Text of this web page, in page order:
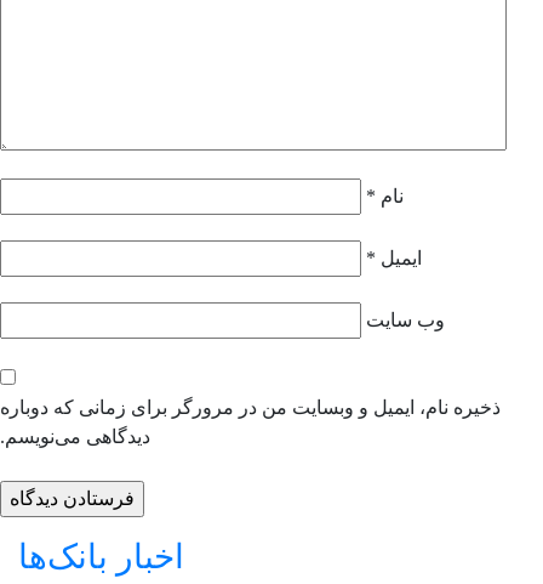
نام*
ایمیل*
وب‌ سایت
ذخیره نام، ایمیل و وبسایت من در مرورگر برای زمانی که دوباره
دیدگاهی می‌نویسم.
اخبار بانک‌ها